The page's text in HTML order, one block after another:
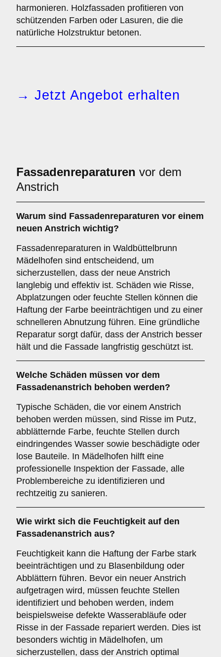
harmonieren. Holzfassaden profitieren von
schützenden Farben oder Lasuren, die die
natürliche Holzstruktur betonen.
→ Jetzt Angebot erhalten
Fassadenreparaturen vor dem
Anstrich
Warum sind Fassadenreparaturen vor einem
neuen Anstrich wichtig?
Fassadenreparaturen in Waldbüttelbrunn
Mädelhofen sind entscheidend, um
sicherzustellen, dass der neue Anstrich
langlebig und effektiv ist. Schäden wie Risse,
Abplatzungen oder feuchte Stellen können die
Haftung der Farbe beeinträchtigen und zu einer
schnelleren Abnutzung führen. Eine gründliche
Reparatur sorgt dafür, dass der Anstrich besser
hält und die Fassade langfristig geschützt ist.
Welche Schäden müssen vor dem
Fassadenanstrich behoben werden?
Typische Schäden, die vor einem Anstrich
behoben werden müssen, sind Risse im Putz,
abblätternde Farbe, feuchte Stellen durch
eindringendes Wasser sowie beschädigte oder
lose Bauteile. In Mädelhofen hilft eine
professionelle Inspektion der Fassade, alle
Problembereiche zu identifizieren und
rechtzeitig zu sanieren.
Wie wirkt sich die Feuchtigkeit auf den
Fassadenanstrich aus?
Feuchtigkeit kann die Haftung der Farbe stark
beeinträchtigen und zu Blasenbildung oder
Abblättern führen. Bevor ein neuer Anstrich
aufgetragen wird, müssen feuchte Stellen
identifiziert und behoben werden, indem
beispielsweise defekte Wasserabläufe oder
Risse in der Fassade repariert werden. Dies ist
besonders wichtig in Mädelhofen, um
sicherzustellen, dass der Anstrich optimal